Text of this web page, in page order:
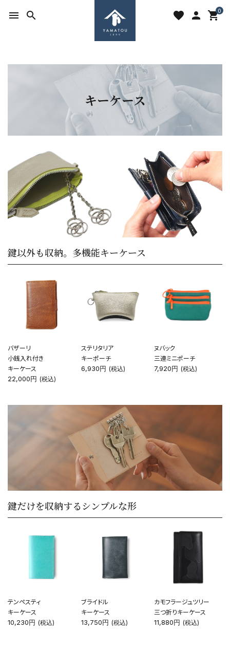
menu search favorite person 0
shopping_cart
search
ようこそ ゲスト 様
meeting_room ログイン 新規会員登録
favorite お気に入りを見る shopping_cart カートの中身
カテゴリーから探す
新着商品
コンテンツ
ガイドライン
キーケース
鍵以外も収納。多機能キーケース
バザーリ
小銭入れ付き
キーケース
22,000円 (税込)
ステリタリア
キーポーチ
6,930円 (税込)
ヌバック
三連ミニポーチ
7,920円 (税込)
鍵だけを収納するシンプルな形
テンペスティ
キーケース
10,230円 (税込)
ブライドル
キーケース
13,750円 (税込)
カモフラージュツリー
三つ折りキーケース
11,880円 (税込)